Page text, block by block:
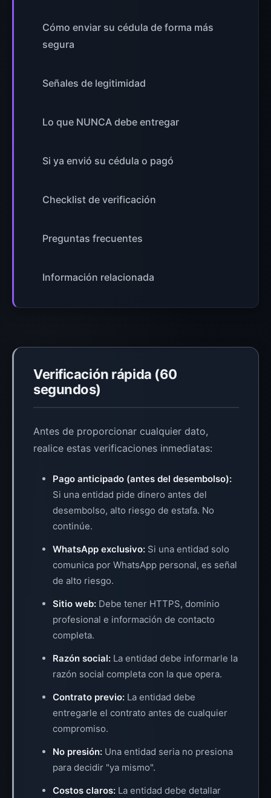
Cómo enviar su cédula de forma más
segura
Señales de legitimidad
Lo que NUNCA debe entregar
Si ya envió su cédula o pagó
Checklist de verificación
Preguntas frecuentes
Información relacionada
Verificación rápida (60
segundos)
Antes de proporcionar cualquier dato,
realice estas verificaciones inmediatas:
Pago anticipado (antes del desembolso):
Si una entidad pide dinero antes del
desembolso, alto riesgo de estafa. No
continúe.
WhatsApp exclusivo: Si una entidad solo
comunica por WhatsApp personal, es señal
de alto riesgo.
Sitio web: Debe tener HTTPS, dominio
profesional e información de contacto
completa.
Razón social: La entidad debe informarle la
razón social completa con la que opera.
Contrato previo: La entidad debe
entregarle el contrato antes de cualquier
compromiso.
No presión: Una entidad seria no presiona
para decidir "ya mismo".
Costos claros: La entidad debe detallar